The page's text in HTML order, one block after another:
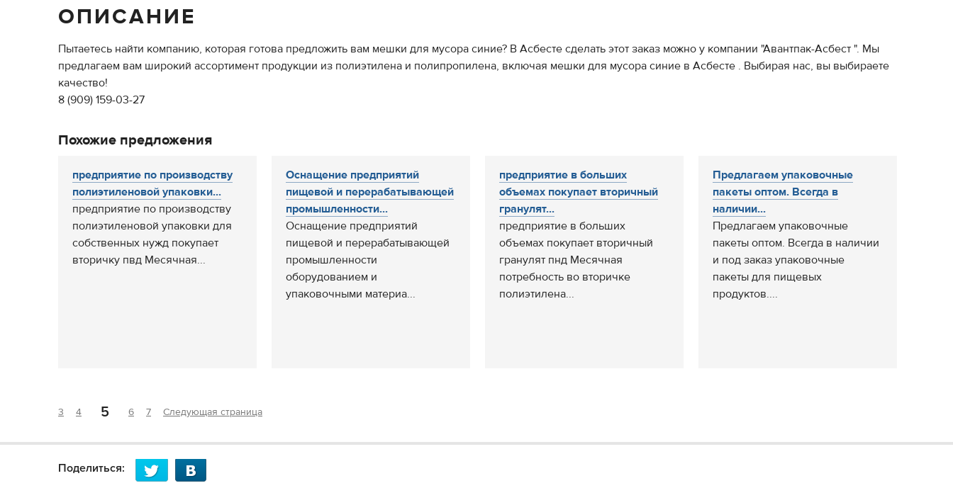
ОПИСАНИЕ
Пытаетесь найти компанию, которая готова предложить вам мешки для мусора синие? В Асбесте сделать этот заказ можно у компании "Авантпак-Асбест ". Мы
предлагаем вам широкий ассортимент продукции из полиэтилена и полипропилена, включая мешки для мусора синие в Асбесте . Выбирая нас, вы выбираете
качество!
8 (909) 159-03-27
Похожие предложения
предприятие по производству
полиэтиленовой упаковки...
предприятие по производству
полиэтиленовой упаковки для
собственных нужд покупает
вторичку пвд Месячная...
Оснащение предприятий
пищевой и перерабатывающей
промышленности...
Оснащение предприятий
пищевой и перерабатывающей
промышленности
оборудованием и
упаковочными материа...
предприятие в больших
объемах покупает вторичный
гранулят...
предприятие в больших
объемах покупает вторичный
гранулят пнд Месячная
потребность во вторичке
полиэтилена...
Предлагаем упаковочные
пакеты оптом. Всегда в
наличии...
Предлагаем упаковочные
пакеты оптом. Всегда в наличии
и под заказ упаковочные
пакеты для пищевых
продуктов....
3 4 5 6 7 Следующая страница
Поделиться: